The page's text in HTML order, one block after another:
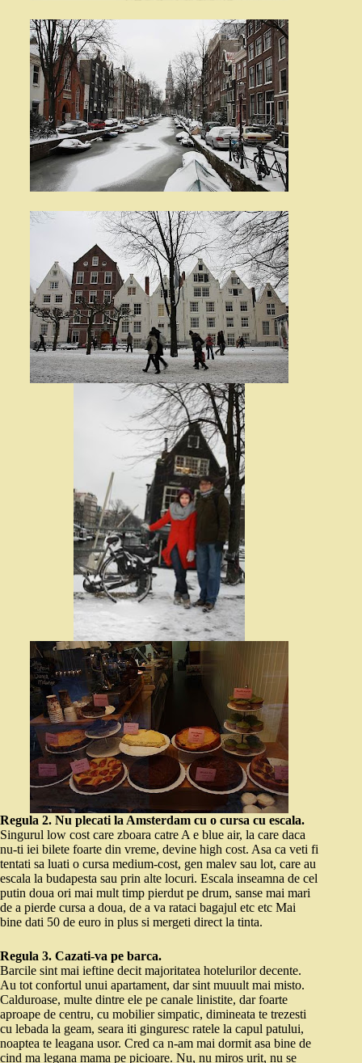
Regula 2. Nu plecati la Amsterdam cu o cursa cu escala.
Singurul low cost care zboara catre A e blue air, la care daca
nu-ti iei bilete foarte din vreme, devine high cost. Asa ca veti fi
tentati sa luati o cursa medium-cost, gen malev sau lot, care au
escala la budapesta sau prin alte locuri. Escala inseamna de cel
putin doua ori mai mult timp pierdut pe drum, sanse mai mari
de a pierde cursa a doua, de a va rataci bagajul etc etc Mai
bine dati 50 de euro in plus si mergeti direct la tinta.
Regula 3. Cazati-va pe barca.
Barcile sint mai ieftine decit majoritatea hotelurilor decente.
Au tot confortul unui apartament, dar sint muuult mai misto.
Calduroase, multe dintre ele pe canale linistite, dar foarte
aproape de centru, cu mobilier simpatic, dimineata te trezesti
cu lebada la geam, seara iti ginguresc ratele la capul patului,
noaptea te leagana usor. Cred ca n-am mai dormit asa bine de
cind ma legana mama pe picioare. Nu, nu miros urit, nu se